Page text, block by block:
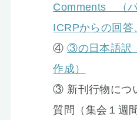
Comments （
ICRPからの回答
④③の日本語訳
作成）
③ 新刊行物につ
質問（集会１週